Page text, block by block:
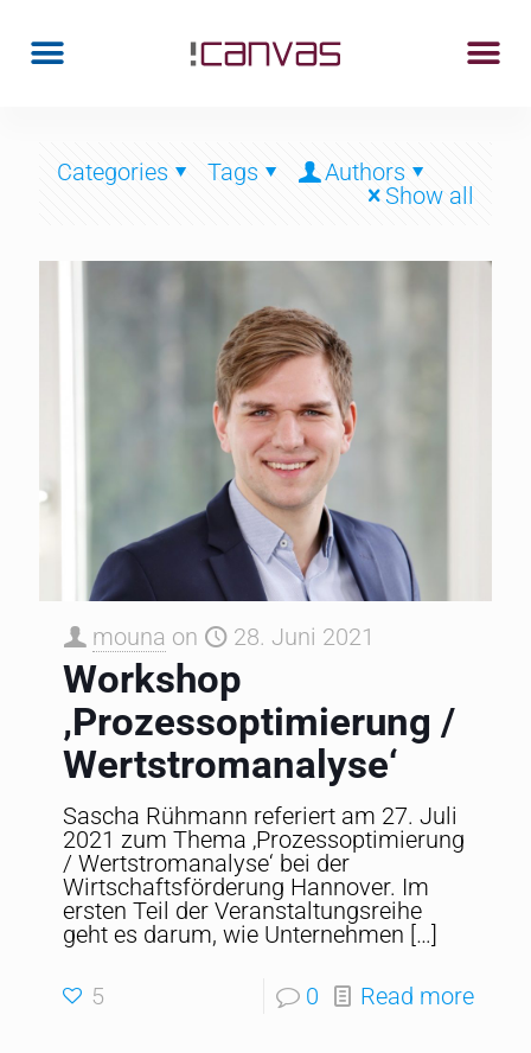
Categories Tags
Authors
Show all
mouna on 28. Juni 2021
Workshop
‚Prozessoptimierung /
Wertstromanalyse‘
Sascha Rühmann referiert am 27. Juli
2021 zum Thema ‚Prozessoptimierung
/ Wertstromanalyse‘ bei der
Wirtschaftsförderung Hannover. Im
ersten Teil der Veranstaltungsreihe
geht es darum, wie Unternehmen […]
5 0 Read more